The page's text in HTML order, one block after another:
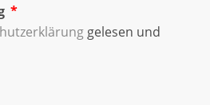
gelesen und